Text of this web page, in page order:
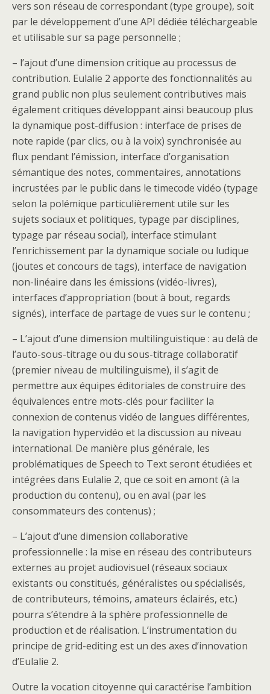
vers son réseau de correspondant (type groupe), soit
par le développement d’une API dédiée téléchargeable
et utilisable sur sa page personnelle ;
– l’ajout d’une dimension critique au processus de
contribution. Eulalie 2 apporte des fonctionnalités au
grand public non plus seulement contributives mais
également critiques développant ainsi beaucoup plus
la dynamique post-diffusion : interface de prises de
note rapide (par clics, ou à la voix) synchronisée au
flux pendant l’émission, interface d’organisation
sémantique des notes, commentaires, annotations
incrustées par le public dans le timecode vidéo (typage
selon la polémique particulièrement utile sur les
sujets sociaux et politiques, typage par disciplines,
typage par réseau social), interface stimulant
l’enrichissement par la dynamique sociale ou ludique
(joutes et concours de tags), interface de navigation
non-linéaire dans les émissions (vidéo-livres),
interfaces d’appropriation (bout à bout, regards
signés), interface de partage de vues sur le contenu ;
– L’ajout d’une dimension multilinguistique : au delà de
l’auto-sous-titrage ou du sous-titrage collaboratif
(premier niveau de multilinguisme), il s’agit de
permettre aux équipes éditoriales de construire des
équivalences entre mots-clés pour faciliter la
connexion de contenus vidéo de langues différentes,
la navigation hypervidéo et la discussion au niveau
international. De manière plus générale, les
problématiques de Speech to Text seront étudiées et
intégrées dans Eulalie 2, que ce soit en amont (à la
production du contenu), ou en aval (par les
consommateurs des contenus) ;
– L’ajout d’une dimension collaborative
professionnelle : la mise en réseau des contributeurs
externes au projet audiovisuel (réseaux sociaux
existants ou constitués, généralistes ou spécialisés,
de contributeurs, témoins, amateurs éclairés, etc.)
pourra s’étendre à la sphère professionnelle de
production et de réalisation. L’instrumentation du
principe de grid-editing est un des axes d’innovation
d’Eulalie 2.
Outre la vocation citoyenne qui caractérise l’ambition